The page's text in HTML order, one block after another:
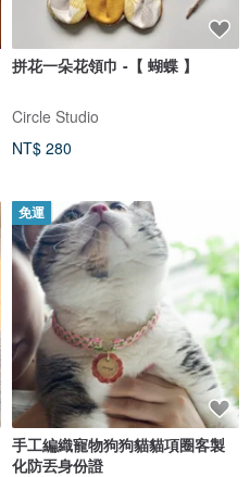
拼花一朵花領巾 -【 蝴蝶 】
Circle Studio
NT$ 280
免運
手工編織寵物狗狗貓貓項圈客製
化防丟身份證